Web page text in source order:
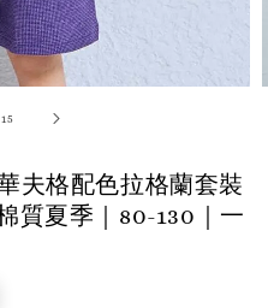
15
夫格配色拉格蘭套裝
質夏季｜80-130｜一